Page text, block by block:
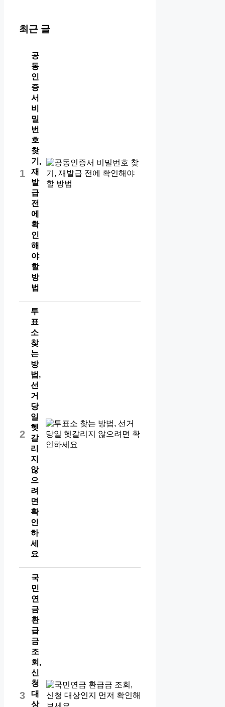
최근 글
1
공
동
인
증
서
비
밀
번
호
찾
기,
재
발
급
전
에
확
인
해
야
할
방
법
2
투
표
소
찾
는
방
법,
선
거
당
일
헷
갈
리
지
않
으
려
면
확
인
하
세
요
3
국
민
연
금
환
급
금
조
회,
신
청
대
상